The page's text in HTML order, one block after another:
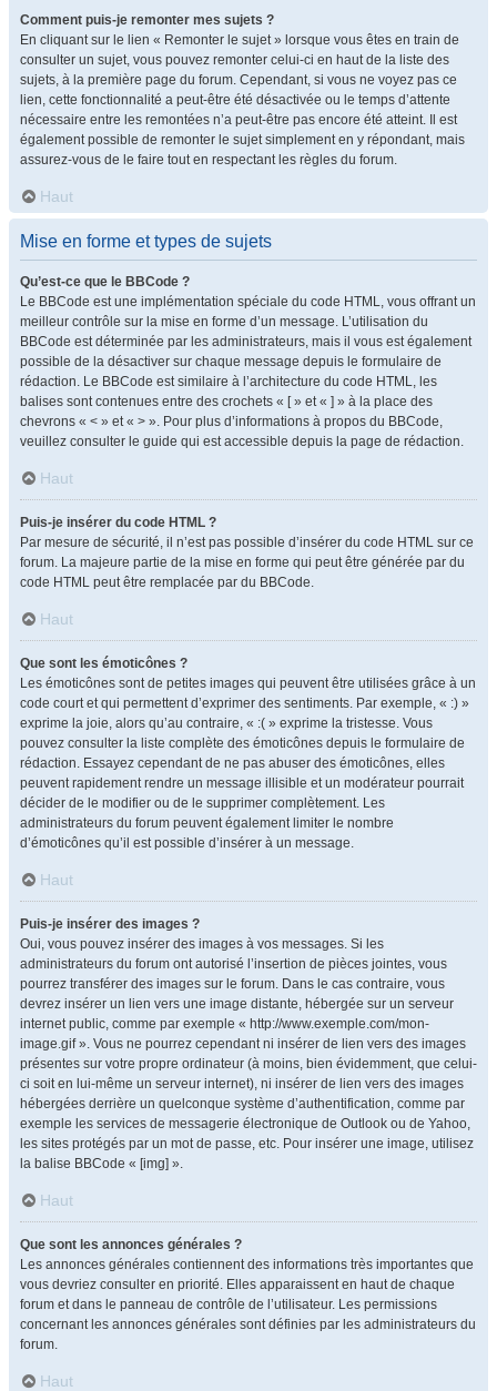
Comment puis-je remonter mes sujets ?
En cliquant sur le lien « Remonter le sujet » lorsque vous êtes en train de
consulter un sujet, vous pouvez remonter celui-ci en haut de la liste des
sujets, à la première page du forum. Cependant, si vous ne voyez pas ce
lien, cette fonctionnalité a peut-être été désactivée ou le temps d’attente
nécessaire entre les remontées n’a peut-être pas encore été atteint. Il est
également possible de remonter le sujet simplement en y répondant, mais
assurez-vous de le faire tout en respectant les règles du forum.
Haut
Mise en forme et types de sujets
Qu’est-ce que le BBCode ?
Le BBCode est une implémentation spéciale du code HTML, vous offrant un
meilleur contrôle sur la mise en forme d’un message. L’utilisation du
BBCode est déterminée par les administrateurs, mais il vous est également
possible de la désactiver sur chaque message depuis le formulaire de
rédaction. Le BBCode est similaire à l’architecture du code HTML, les
balises sont contenues entre des crochets « [ » et « ] » à la place des
chevrons « < » et « > ». Pour plus d’informations à propos du BBCode,
veuillez consulter le guide qui est accessible depuis la page de rédaction.
Haut
Puis-je insérer du code HTML ?
Par mesure de sécurité, il n’est pas possible d’insérer du code HTML sur ce
forum. La majeure partie de la mise en forme qui peut être générée par du
code HTML peut être remplacée par du BBCode.
Haut
Que sont les émoticônes ?
Les émoticônes sont de petites images qui peuvent être utilisées grâce à un
code court et qui permettent d’exprimer des sentiments. Par exemple, « :) »
exprime la joie, alors qu’au contraire, « :( » exprime la tristesse. Vous
pouvez consulter la liste complète des émoticônes depuis le formulaire de
rédaction. Essayez cependant de ne pas abuser des émoticônes, elles
peuvent rapidement rendre un message illisible et un modérateur pourrait
décider de le modifier ou de le supprimer complètement. Les
administrateurs du forum peuvent également limiter le nombre
d’émoticônes qu’il est possible d’insérer à un message.
Haut
Puis-je insérer des images ?
Oui, vous pouvez insérer des images à vos messages. Si les
administrateurs du forum ont autorisé l’insertion de pièces jointes, vous
pourrez transférer des images sur le forum. Dans le cas contraire, vous
devrez insérer un lien vers une image distante, hébergée sur un serveur
internet public, comme par exemple « http://www.exemple.com/mon-
image.gif ». Vous ne pourrez cependant ni insérer de lien vers des images
présentes sur votre propre ordinateur (à moins, bien évidemment, que celui-
ci soit en lui-même un serveur internet), ni insérer de lien vers des images
hébergées derrière un quelconque système d’authentification, comme par
exemple les services de messagerie électronique de Outlook ou de Yahoo,
les sites protégés par un mot de passe, etc. Pour insérer une image, utilisez
la balise BBCode « [img] ».
Haut
Que sont les annonces générales ?
Les annonces générales contiennent des informations très importantes que
vous devriez consulter en priorité. Elles apparaissent en haut de chaque
forum et dans le panneau de contrôle de l’utilisateur. Les permissions
concernant les annonces générales sont définies par les administrateurs du
forum.
Haut